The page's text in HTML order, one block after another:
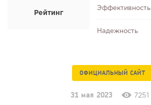
Рейтинг
Эффективность
Надежность
ОФИЦИАЛЬНЫЙ САЙТ
31 мая 2023 7251